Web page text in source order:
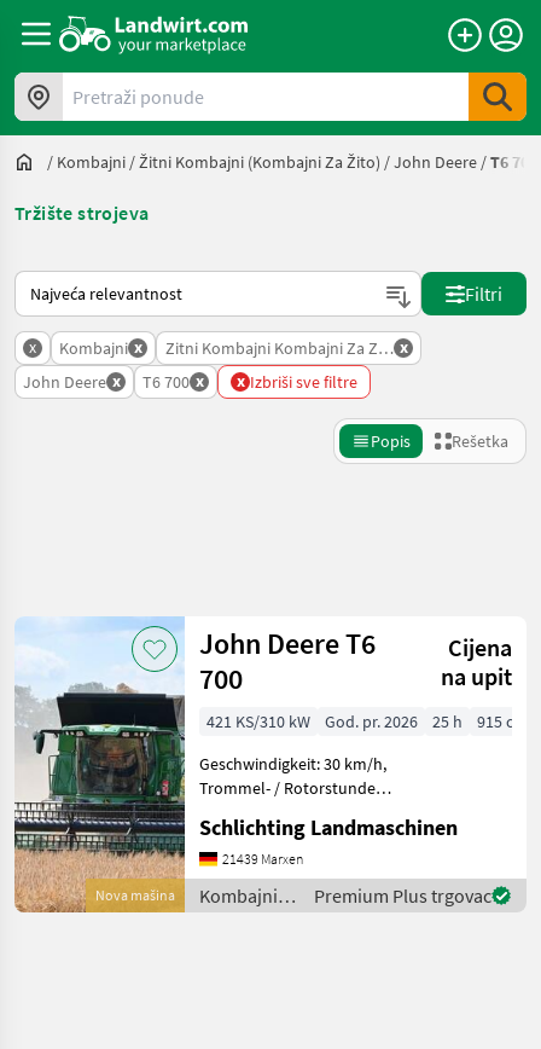
Pretraži ponude
/ Kombajni /Žitni Kombajni (kombajni Za Žito) /John Deere /T6 700
Tržište strojeva
Tako se sortira na Landwirt.com
Filtri
x Kombajni x Zitni Kombajni Kombajni Za Zitox
John Deere x T6 700 x x Izbriši sve filtre
Popis Rešetka
Kategorija 5 Država Filtri
TRENUTNA
STAZA
Poljoprivredna
tehnika
Kombajni
Zitni
Kombajni
Kombajni
Poništi
Prikaži 1
rezultata
Nova mašina
John Deere T6
700
Cijena
na upit
421 KS/310 kW God. pr. 2026 25 h
915 cm
Geschwindigkeit: 30 km/h,
Trommel- / Rotorstunden:
Haspelhorizontalverstellung,
Zweirad, Kabine,
Leistungsmonitor,
Pendelausgleich, Radio, Rev
Schlichting Landmaschinen
21439 Marxen
Kombajni /
John Deere
Premium Plus trgovac